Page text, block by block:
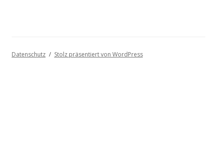
Datenschutz Stolz präsentiert von WordPress